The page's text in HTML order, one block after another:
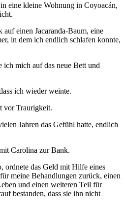
eine kleine Wohnung in Coyoacán,
einen Jacaranda-Baum, eine
in dem ich endlich schlafen konnte,
ich mich auf das neue Bett und
ich wieder weinte.
vor Traurigkeit.
Jahren das Gefühl hatte, endlich
Carolina zur Bank.
ordnete das Geld mit Hilfe eines
meine Behandlungen zurück, einen
und einen weiteren Teil für
bestanden, dass sie ihn nicht